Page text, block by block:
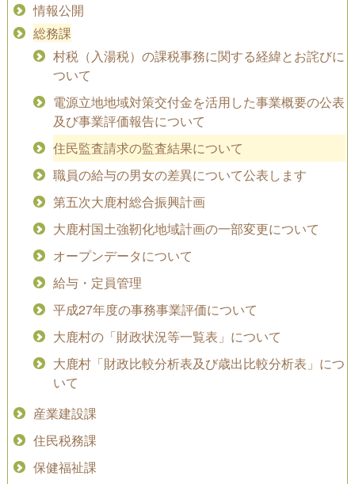
情報公開
総務課
村税（入湯税）の課税事務に関する経緯とお詫びに
ついて
電源立地地域対策交付金を活用した事業概要の公表
及び事業評価報告について
住民監査請求の監査結果について
職員の給与の男女の差異について公表します
第五次大鹿村総合振興計画
大鹿村国土強靭化地域計画の一部変更について
オープンデータについて
給与・定員管理
平成27年度の事務事業評価について
大鹿村の「財政状況等一覧表」について
大鹿村「財政比較分析表及び歳出比較分析表」につ
いて
産業建設課
住民税務課
保健福祉課